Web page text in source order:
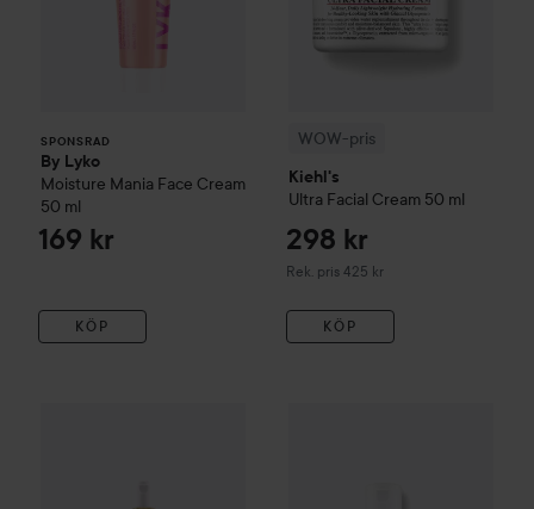
SPONSRAD
By Lyko
Moisture Mania Face Cream
50 ml
169 kr
KÖP
WOW-pris
Kiehl's
Ultra Facial Cream 50 ml
298 kr
Rek. pris 425 kr
Rekommenderat pris 425 kr
KÖP